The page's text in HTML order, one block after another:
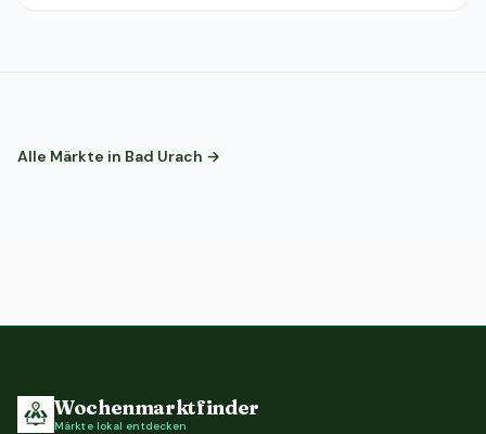
Alle Märkte in Bad Urach →
Wochenmarktfinder
Märkte lokal entdecken